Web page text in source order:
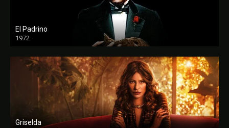
El Padrino
1972
FULL HD
Griselda